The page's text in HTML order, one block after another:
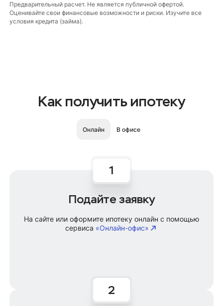
Предварительный расчет. Не является публичной офертой.
Оценивайте свои финансовые возможности и риски. Изучите все
условия кредита (займа).
Как получить ипотеку
Онлайн В офисе
Подайте заявку
На сайте или оформите ипотеку онлайн с помощью
сервиса «Онлайн-офис»